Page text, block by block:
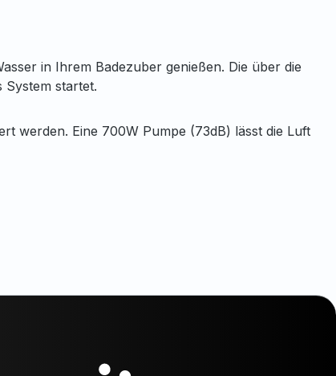
in Ihrem Badezuber genießen. Die über die
startet.
werden. Eine 700W Pumpe (73dB) lässt die Luft